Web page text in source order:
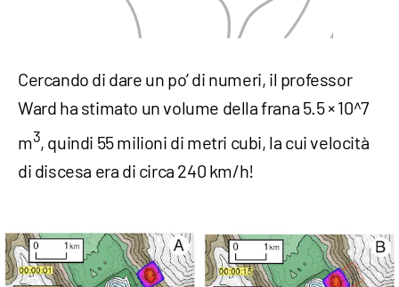
Cercando di dare un po’ di numeri, il professor
Ward ha stimato un volume della frana 5.5 × 10^7
m3, quindi 55 milioni di metri cubi, la cui velocità
di discesa era di circa 240 km/h!